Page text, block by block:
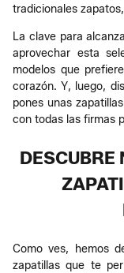
tradicionales
La clave para
aprovechar esta
modelos que
corazón. Y, luego,
pones unas
con todas las firmas
DESCUBRE
Como ves, hemos
zapatillas que te